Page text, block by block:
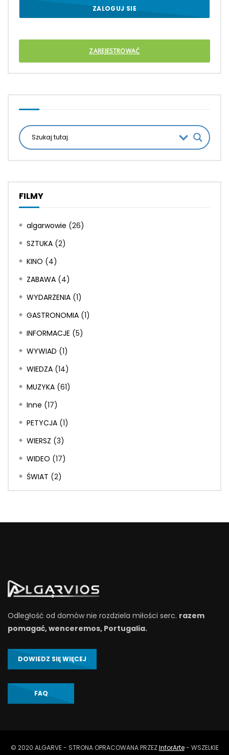
ZAREJESTROWAĆ
FILMY
algarwowie (26)
SZTUKA (2)
KINO (4)
ZABAWA (4)
WYDARZENIA (1)
GASTRONOMIA (1)
INFORMACJE (5)
WYWIAD (1)
WIEDZA (14)
MUZYKA (61)
Inne (17)
PETYCJA (1)
WIERSZ (3)
WIDEO (17)
ŚWIAT (2)
Odległość od domów nie rozdziela miłości serc. razem
pomagać, wenceremos, Portugalia.
DOWIEDZ SIĘ WIĘCEJ
FAQ
© 2020 ALGARVE - STRONA OPRACOWANA PRZEZInforArte- WSZELKIE